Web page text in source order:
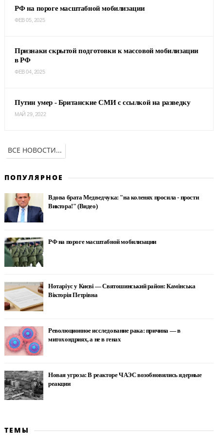
РФ на пороге масштабной мобилизации
ФЕВ 05, 2025
Признаки скрытой подготовки к массовой мобилизации
в РФ
ФЕВ 04, 2025
Путин умер - Британские СМИ с ссылкой на разведку
МАЙ 29, 2022
ВСЕ НОВОСТИ...
ПОПУЛЯРНОЕ
Вдова брата Медведчука: "на коленях просила - прости
Виктора!" (Видео)
РФ на пороге масштабной мобилизации
Нотаріус у Києві — Святошинський район: Камінська
Вікторія Петрівна
Революционное исследование рака: причина — в
митохондриях, а не в генах
Новая угроза: В реакторе ЧАЭС возобновились ядерные
реакции
ТЕМЫ